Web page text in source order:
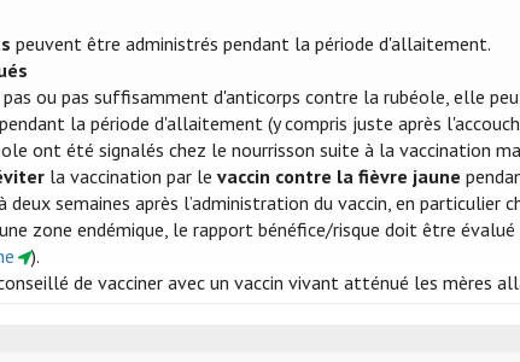
peuvent être administrés pendant la période d'allaitement.
pas ou pas suffisamment d'anticorps contre la rubéole, elle
pendant la période d'allaitement (y compris juste après
ont été signalés chez le nourrisson suite à la vaccination
la vaccination par le vaccin contre la fièvre jaune
deux semaines après l’administration du vaccin, en particulier
zone endémique, le rapport bénéfice/risque doit être évalué
).
de vacciner avec un vaccin vivant atténué les mères